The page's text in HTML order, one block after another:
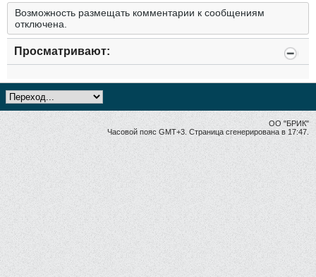
Возможность размещать комментарии к сообщениям
отключена.
Просматривают:
ОО "БРИК"
Часовой пояс GMT+3. Страница сгенерирована в 17:47.